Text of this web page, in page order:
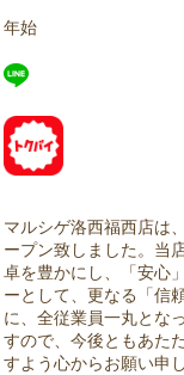
年始
マルシゲ洛西福西店は
ープン致しました。当
卓を豊かにし、「安心
ーとして、更なる「信
に、全従業員一丸とな
すので、今後ともあた
すよう心からお願い申